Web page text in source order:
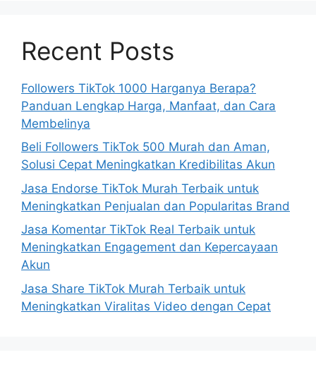
Recent Posts
Followers TikTok 1000 Harganya Berapa?
Panduan Lengkap Harga, Manfaat, dan Cara
Membelinya
Beli Followers TikTok 500 Murah dan Aman,
Solusi Cepat Meningkatkan Kredibilitas Akun
Jasa Endorse TikTok Murah Terbaik untuk
Meningkatkan Penjualan dan Popularitas Brand
Jasa Komentar TikTok Real Terbaik untuk
Meningkatkan Engagement dan Kepercayaan
Akun
Jasa Share TikTok Murah Terbaik untuk
Meningkatkan Viralitas Video dengan Cepat